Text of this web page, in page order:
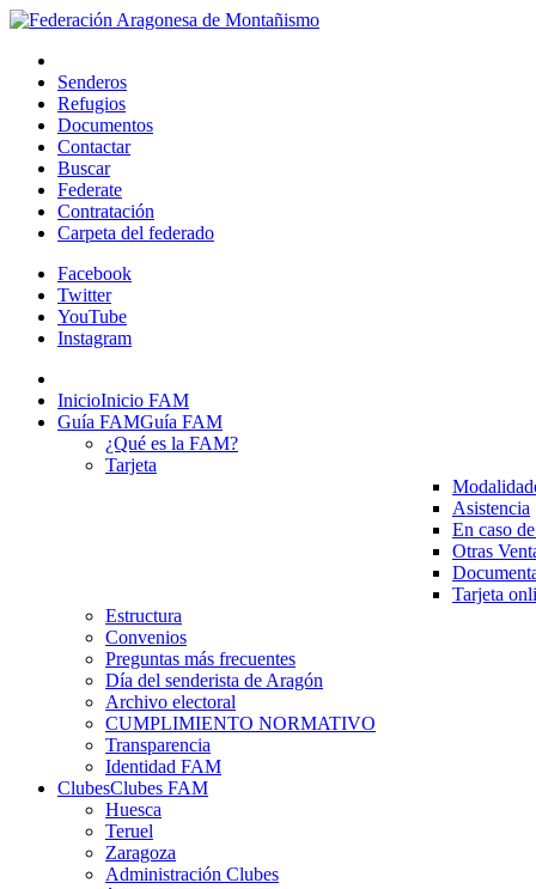
Senderos
Refugios
Documentos
Contactar
Buscar
Federate
Contratación
Carpeta del federado
Facebook
Twitter
YouTube
Instagram
InicioInicio FAM
Guía FAMGuía FAM
¿Qué es la FAM?
Tarjeta
Asistencia
En caso
Otras
Tarjeta
Estructura
Convenios
Preguntas más frecuentes
Día del senderista de Aragón
Archivo electoral
CUMPLIMIENTO NORMATIVO
Transparencia
Identidad FAM
ClubesClubes FAM
Huesca
Teruel
Zaragoza
Administración Clubes